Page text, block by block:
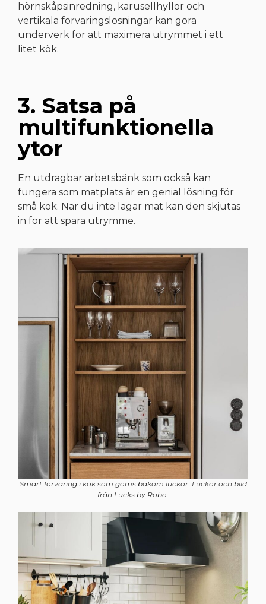
hörnskåpsinredning, karusellhyllor och
vertikala förvaringslösningar kan göra
underverk för att maximera utrymmet i ett
litet kök.
3. Satsa på
multifunktionella
ytor
En utdragbar arbetsbänk som också kan
fungera som matplats är en genial lösning för
små kök. När du inte lagar mat kan den skjutas
in för att spara utrymme.
Smart förvaring i kök som göms bakom luckor. Luckor och bild
från Lucks by Robo.